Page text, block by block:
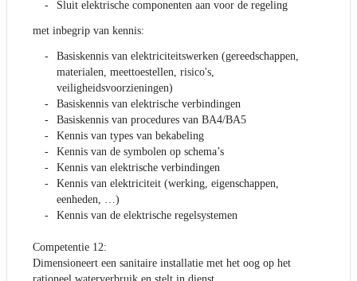
Sluit elektrische componenten aan voor de regeling
met inbegrip van kennis:
Basiskennis van elektriciteitswerken (gereedschappen,
materialen, meettoestellen, risico's,
veiligheidsvoorzieningen)
Basiskennis van elektrische verbindingen
Basiskennis van procedures van BA4/BA5
Kennis van types van bekabeling
Kennis van de symbolen op schema’s
Kennis van elektrische verbindingen
Kennis van elektriciteit (werking, eigenschappen,
eenheden, …)
Kennis van de elektrische regelsystemen
Competentie 12:
Dimensioneert een sanitaire installatie met het oog op het